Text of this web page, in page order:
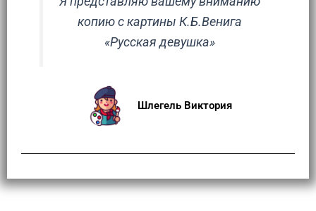
копию с картины К.Б.Венига
«Русская девушка»
Шлегель Виктория